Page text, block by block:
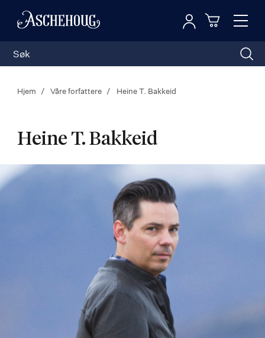
Toggle
Logg inn
Hjem Våre forfattere Heine T. Bakkeid
Heine T. Bakkeid